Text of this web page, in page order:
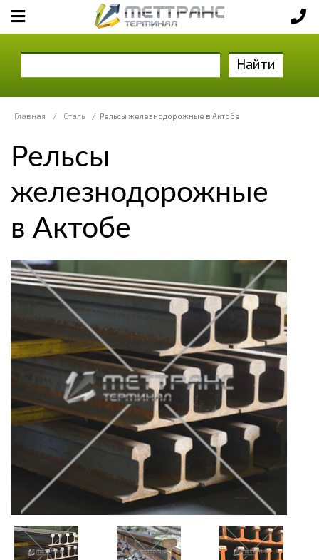
Найти
Главная / Сталь / Рельсы железнодорожные в Актобе
Рельсы
железнодорожные
в Актобе